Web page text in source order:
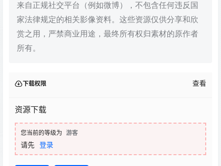
来自正规社交平台（例如微博），不包含任何违反国
家法律规定的相关影像资料。这些资源仅供分享和欣
赏之用，严禁商业用途，最终所有权归素材的原作者
所有。
下载权限 查看
资源下载
您当前的等级为 游客
请先 登录